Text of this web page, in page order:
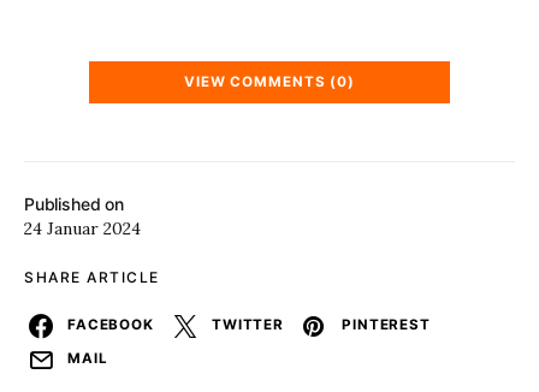
Published on
24 Januar 2024
SHARE ARTICLE
FACEBOOK TWITTER
PINTEREST
MAIL
VIEW COMMENTS (0)